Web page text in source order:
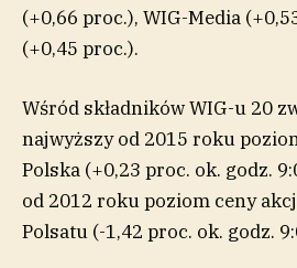
(+0,66 proc.), WIG-Media
(+0,45 proc.).
Wśród składników WIG-u 20
najwyższy od 2015 roku
Polska (+0,23 proc. ok. godz.
od 2012 roku poziom ceny
Polsatu (-1,42 proc. ok. godz.